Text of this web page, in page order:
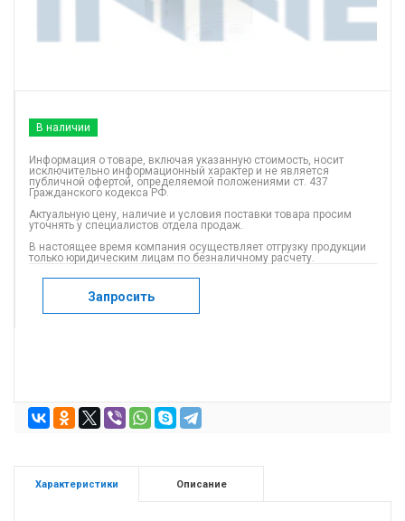
В наличии
Информация о товаре, включая указанную стоимость, носит
исключительно информационный характер и не является
публичной офертой, определяемой положениями ст. 437
Гражданского кодекса РФ.
Актуальную цену, наличие и условия поставки товара просим
уточнять у специалистов отдела продаж.
В настоящее время компания осуществляет отгрузку продукции
только юридическим лицам по безналичному расчету.
Запросить
Характеристики Описание